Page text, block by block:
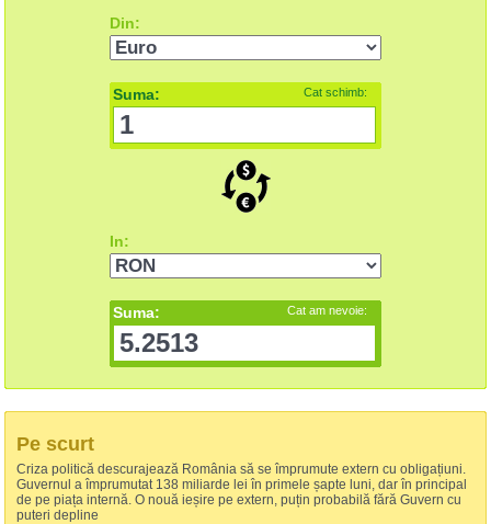
Din:
Suma: Cat schimb:
In:
Suma: Cat am nevoie:
Pe scurt
Criza politică descurajează România să se împrumute extern cu obligațiuni.
Guvernul a împrumutat 138 miliarde lei în primele șapte luni, dar în principal
de pe piața internă. O nouă ieșire pe extern, puțin probabilă fără Guvern cu
puteri depline